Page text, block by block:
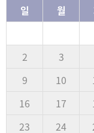
일 월
2
3
9
10
16
17
23
24